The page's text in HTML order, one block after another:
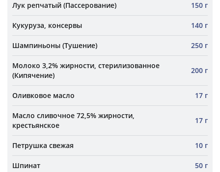
Лук репчатый (Пассерование) 150 г
Кукуруза, консервы 140 г
Шампиньоны (Тушение) 250 г
Молоко 3,2% жирности, стерилизованное
(Кипячение)
200 г
Оливковое масло 17 г
Масло сливочное 72,5% жирности,
крестьянское
17 г
Петрушка свежая 10 г
Шпинат 50 г